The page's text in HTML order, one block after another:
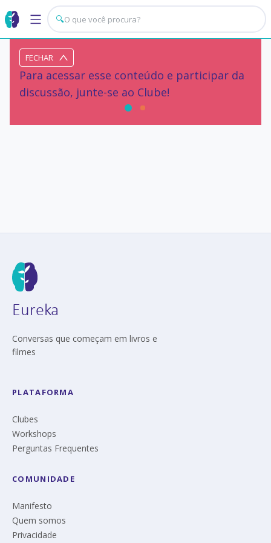
🔍
FECHAR
Para acessar esse conteúdo e participar da
discussão, junte-se ao Clube!
Eureka
Conversas que começam em livros e
filmes
PLATAFORMA
Clubes
Workshops
Perguntas Frequentes
COMUNIDADE
Manifesto
Quem somos
Privacidade